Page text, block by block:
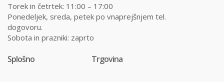
Torek in četrtek: 11:00 – 17:00
Ponedeljek, sreda, petek po vnaprejšnjem tel.
dogovoru.
Sobota in prazniki: zaprto
Splošno Trgovina